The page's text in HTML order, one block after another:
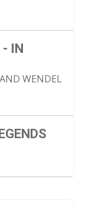
- IN
WENDEL